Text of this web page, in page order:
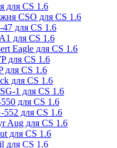
для CS 1.6
CSO для CS 1.6
для CS 1.6
для CS 1.6
Eagle для CS 1.6
для CS 1.6
для CS 1.6
для CS 1.6
1 для CS 1.6
для CS 1.6
для CS 1.6
Aug для CS 1.6
для CS 1.6
для CS 1.6